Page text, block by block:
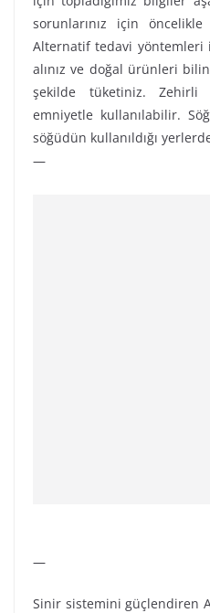
sorunlarınız için
Alternatif tedavi yöntemleri
alınız ve doğal ürünleri
şekilde tüketiniz. Zehirli
emniyetle kullanılabilir.
söğüdün kullanıldığı
—
—
Sinir sistemini güçlendiren